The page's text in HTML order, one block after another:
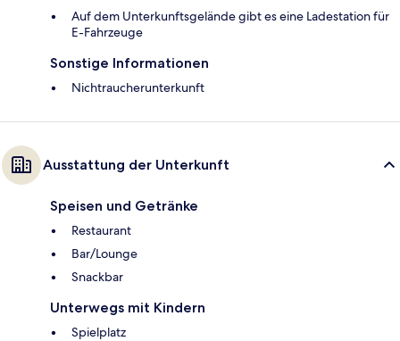
Auf dem Unterkunftsgelände gibt es eine Ladestation für
E-Fahrzeuge
Sonstige Informationen
Nichtraucherunterkunft
Ausstattung der Unterkunft
Speisen und Getränke
Restaurant
Bar/Lounge
Snackbar
Unterwegs mit Kindern
Spielplatz